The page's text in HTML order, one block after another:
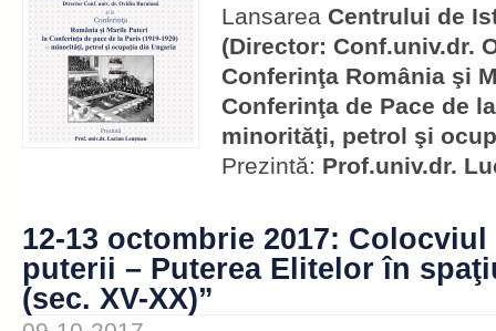
Lansarea Centrului de
(Director: Conf.univ.dr.
Conferinţa România şi
Conferinţa de Pace de
minorităţi, petrol şi
Prezintă: Prof.univ.dr.
12-13 octombrie 2017:
puterii – Puterea Elitelor în
(sec. XV-XX)”